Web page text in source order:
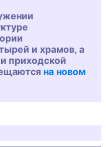
и храмов, а
приходской
на новом